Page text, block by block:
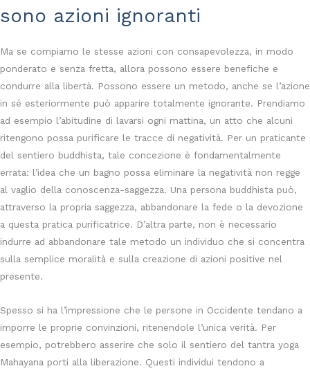
sono azioni ignoranti
Ma se compiamo le stesse azioni con consapevolezza, in modo
ponderato e senza fretta, allora possono essere benefiche e
condurre alla libertà. Possono essere un metodo, anche se l’azione
in sé esteriormente può apparire totalmente ignorante. Prendiamo
ad esempio l’abitudine di lavarsi ogni mattina, un atto che alcuni
ritengono possa purificare le tracce di negatività. Per un praticante
del sentiero buddhista, tale concezione è fondamentalmente
errata: l’idea che un bagno possa eliminare la negatività non regge
al vaglio della conoscenza-saggezza. Una persona buddhista può,
attraverso la propria saggezza, abbandonare la fede o la devozione
a questa pratica purificatrice. D’altra parte, non è necessario
indurre ad abbandonare tale metodo un individuo che si concentra
sulla semplice moralità e sulla creazione di azioni positive nel
presente.
Spesso si ha l’impressione che le persone in Occidente tendano a
imporre le proprie convinzioni, ritenendole l’unica verità. Per
esempio, potrebbero asserire che solo il sentiero del tantra yoga
Mahayana porti alla liberazione. Questi individui tendono a